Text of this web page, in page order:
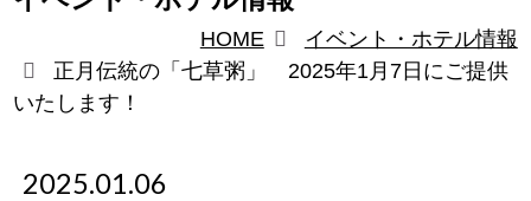
HOME
イベント・ホテル情報
正月伝統の「七草粥」 2025年1月7日にご提供
いたします！
2025.01.06